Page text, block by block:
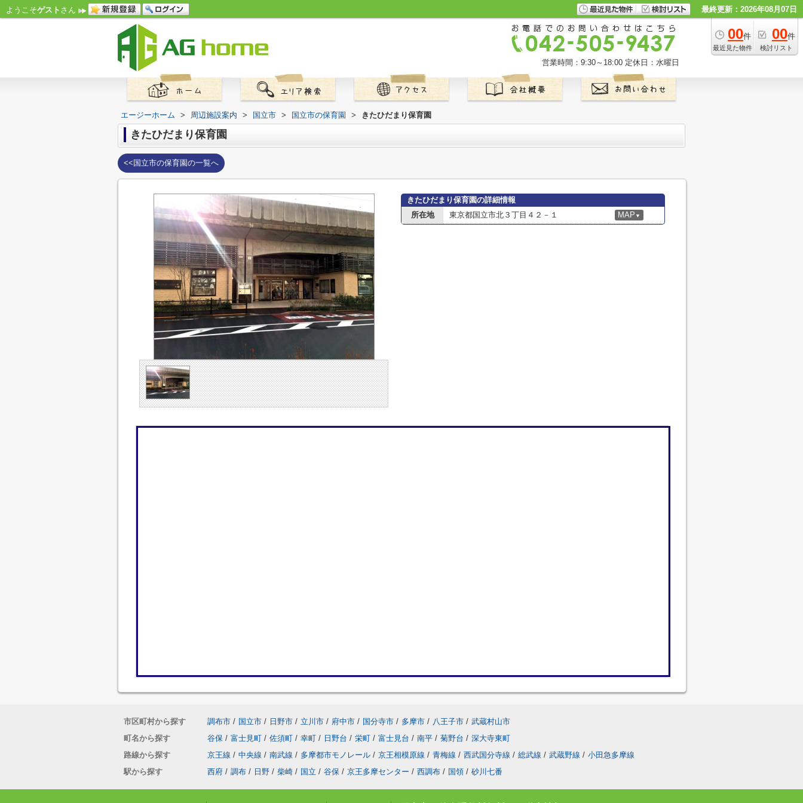
ようこそゲスト さん 最終更新：2026年08月07日
00件
最近見た物件
00件
検討リスト
営業時間：9:30～18:00 定休日：水曜日
エージーホーム > 周辺施設案内 > 国立市 > 国立市の保育園 > きたひだまり保育園
きたひだまり保育園
<<国立市の保育園の一覧へ
きたひだまり保育園の詳細情報
所在地
東京都国立市北３丁目４２－１ MAP ▼
市区町村から探す 調布市 / 国立市 / 日野市 / 立川市 / 府中市 / 国分寺市 / 多摩市 / 八王子市 / 武蔵村山市
町名から探す
谷保 / 富士見町 / 佐須町 / 幸町 / 日野台 / 栄町 / 富士見台 / 南平 / 菊野台 / 深大寺東町
路線から探す
京王線 / 中央線 / 南武線 / 多摩都市モノレール / 京王相模原線 / 青梅線 / 西武国分寺線 / 総武線 / 武蔵野線 / 小田急多摩線
駅から探す
西府 / 調布 / 日野 / 柴崎 / 国立 / 谷保 / 京王多摩センター / 西調布 / 国領 / 砂川七番